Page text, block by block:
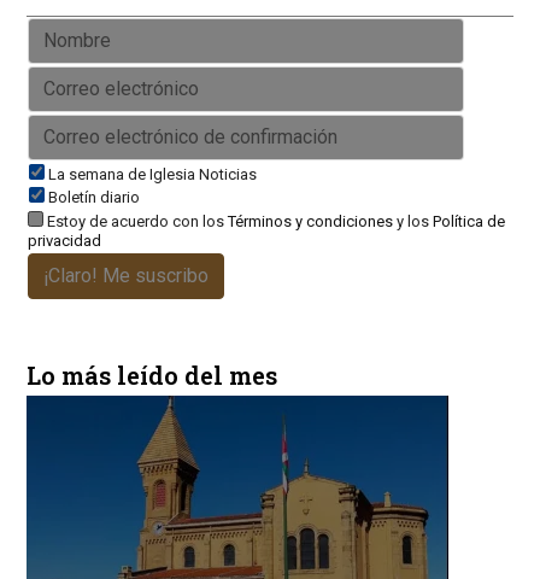
La semana de Iglesia Noticias
Boletín diario
Estoy de acuerdo con losTérminos y condicionesy los Política de
privacidad
¡Claro! Me suscribo
Lo más leído del mes